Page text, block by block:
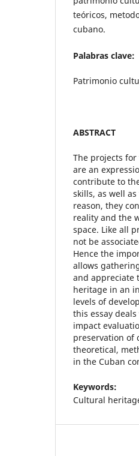
teóricos,
cubano.
Palabras clave:
Patrimonio
ABSTRACT
The projects
are an
contribute to
skills, as well
reason, they
reality and the
space. Like all
not be
Hence the
allows
and appreciate
heritage in an
levels of
this essay
impact
preservation of
theoretical,
in the Cuban
Keywords:
Cultural